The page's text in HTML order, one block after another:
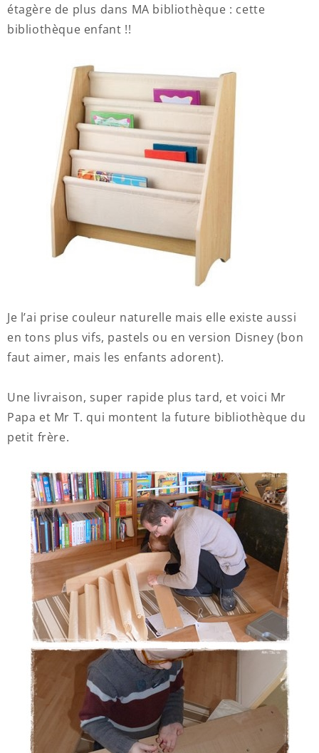
étagère de plus dans MA bibliothèque : cette
bibliothèque enfant !!
Je l’ai prise couleur naturelle mais elle existe aussi
en tons plus vifs, pastels ou en version Disney (bon
faut aimer, mais les enfants adorent).
Une livraison, super rapide plus tard, et voici Mr
Papa et Mr T. qui montent la future bibliothèque du
petit frère.